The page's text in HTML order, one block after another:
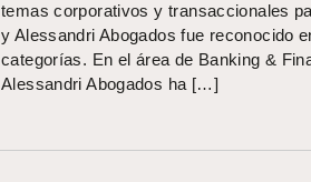
temas corporativos y transaccionales
y Alessandri Abogados fue reconocido
categorías. En el área de Banking &
Alessandri Abogados ha […]